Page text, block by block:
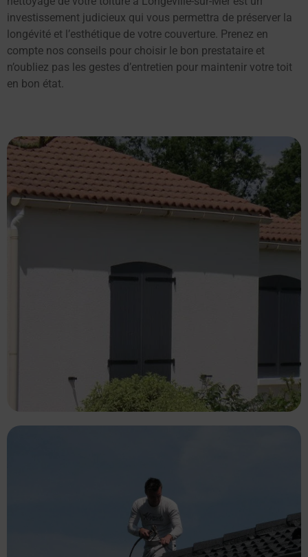
investissement judicieux qui vous permettra de préserver la
longévité et l’esthétique de votre couverture. Prenez en
compte nos conseils pour choisir le bon prestataire et
n’oubliez pas les gestes d’entretien pour maintenir votre toit
en bon état.